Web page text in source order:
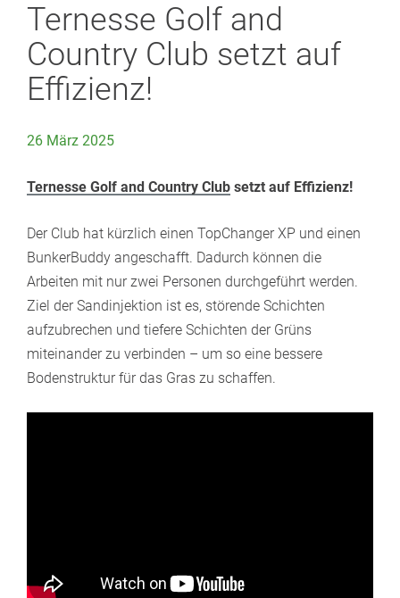
Ternesse Golf and
Country Club setzt auf
Effizienz!
26 März 2025
Ternesse Golf and Country Club setzt auf Effizienz!
Der Club hat kürzlich einen TopChanger XP und einen
BunkerBuddy angeschafft. Dadurch können die
Arbeiten mit nur zwei Personen durchgeführt werden.
Ziel der Sandinjektion ist es, störende Schichten
aufzubrechen und tiefere Schichten der Grüns
miteinander zu verbinden – um so eine bessere
Bodenstruktur für das Gras zu schaffen.